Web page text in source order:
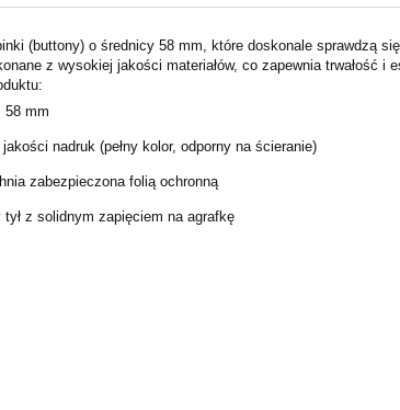
Cena nie zawiera ewentualnych
płatności
(buttony) o średnicy 58 mm, które doskonale sprawdzą
z wysokiej jakości materiałów, co zapewnia trwałość i
58 mm
nadruk (pełny kolor, odporny na ścieranie)
zabezpieczona folią ochronną
tył z solidnym zapięciem na agrafkę